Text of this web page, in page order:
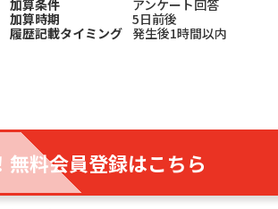
加算条件
アンケート回答
加算時期
5日前後
履歴記載タイミング 発生後1時間以内
無料会員登録はこちら